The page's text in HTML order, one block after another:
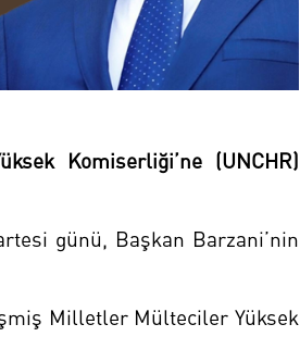
Komiserliği’ne (UNCHR)
günü, Başkan Barzani’nin
Milletler Mülteciler Yüksek